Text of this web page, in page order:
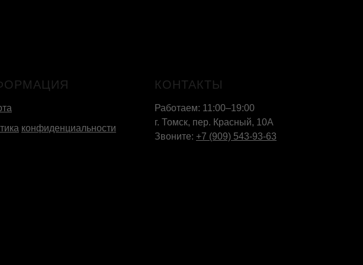
конфиденциальности
КОНТАКТЫ
Работаем: 11:00–19:00
г. Томск, пер. Красный, 10А
Звоните: +7 (909) 543-93-63